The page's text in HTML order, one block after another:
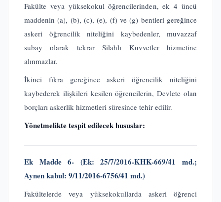
Fakülte veya yüksekokul öğrencilerinden, ek 4 üncü
maddenin (a), (b), (c), (e), (f) ve (g) bentleri gereğince
askeri öğrencilik niteliğini kaybedenler, muvazzaf
subay olarak tekrar Silahlı Kuvvetler hizmetine
alınmazlar.
İkinci fıkra gereğince askeri öğrencilik niteliğini
kaybederek ilişkileri kesilen öğrencilerin, Devlete olan
borçları askerlik hizmetleri süresince tehir edilir.
Yönetmelikte tespit edilecek hususlar:
Ek Madde 6- (Ek: 25/7/2016-KHK-669/41 md.;
Aynen kabul: 9/11/2016-6756/41 md.)
Fakültelerde veya yüksekokullarda askeri öğrenci